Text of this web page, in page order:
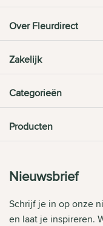
Over Fleurdirect
Zakelijk
Categorieën
Producten
Nieuwsbrief
Schrijf je in op onze
en laat je inspireren.